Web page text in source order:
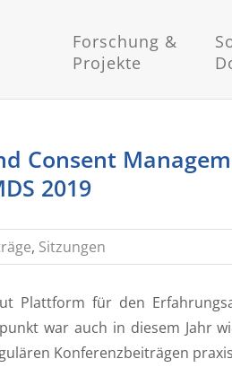
Forschung &
Projekte
Consent
2019
, Sitzungen
Plattform für den
war auch in diesem
Konferenzbeiträgen